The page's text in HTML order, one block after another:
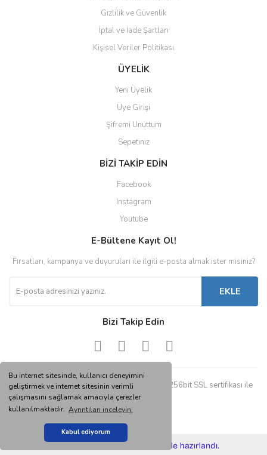
Bu internet sitesinde, kullanıcı deneyimini
geliştirmek ve internet sitesinin verimli
çalışmasını sağlamak amacıyla çerezler
kullanılmaktadır. Ayrıntıları inceleyin.
Kabul ediyorum
Gizlilik ve Güvenlik
İptal ve İade Şartları
Kişisel Veriler Politikası
ÜYELİK
Yeni Üyelik
Üye Girişi
Şifremi Unuttum
Sepetiniz
BİZİ TAKİP EDİN
Facebook
Instagram
Youtube
E-Bültene Kayıt Ol!
Fırsatları, kampanya ve duyuruları ile ilgili e-posta almak ister misiniz?
EKLE
Bizi Takip Edin
© Tüm hakları saklıdır. Kredi kartı bilgileriniz 256bit SSL sertifikası ile
korunmaktadır.
e-